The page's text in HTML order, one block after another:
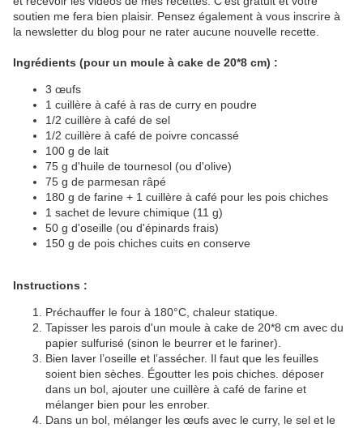
soutien me fera bien plaisir. Pensez également à vous inscrire à
la newsletter du blog pour ne rater aucune nouvelle recette.
Ingrédients (pour un moule à cake de 20*8 cm) :
3 œufs
1 cuillère à café à ras de curry en poudre
1/2 cuillère à café de sel
1/2 cuillère à café de poivre concassé
100 g de lait
75 g d'huile de tournesol (ou d'olive)
75 g de parmesan râpé
180 g de farine + 1 cuillère à café pour les pois chiches
1 sachet de levure chimique (11 g)
50 g d'oseille (ou d'épinards frais)
150 g de pois chiches cuits en conserve
Instructions :
Préchauffer le four à 180°C, chaleur statique.
Tapisser les parois d'un moule à cake de 20*8 cm avec du
papier sulfurisé (sinon le beurrer et le fariner).
Bien laver l’oseille et l’assécher. Il faut que les feuilles
soient bien sèches. Égoutter les pois chiches. déposer
dans un bol, ajouter une cuillère à café de farine et
mélanger bien pour les enrober.
Dans un bol, mélanger les œufs avec le curry, le sel et le